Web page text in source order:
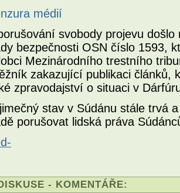
médií
svobody projevu
bezpečnosti OSN číslo 1593,
Mezinárodního trestního
zakazující publikaci článků,
zpravodajství o situaci v
stav v Súdánu stále trvá
porušovat lidská práva
- KOMENTÁŘE: